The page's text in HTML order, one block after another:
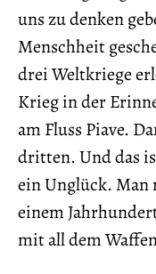
uns zu denken
Menschheit
drei Weltkriege
Krieg in der
am Fluss Piave.
dritten. Und das
ein Unglück. Man
einem
mit all dem